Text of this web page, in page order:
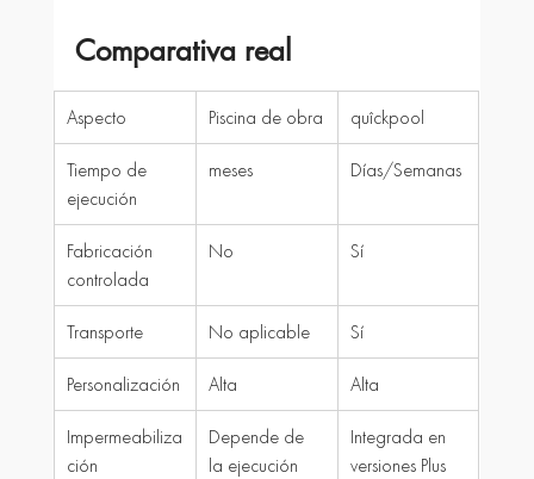
Comparativa real
Aspecto Piscina de obra quîckpool
Tiempo de
ejecución
meses Días/Semanas
Fabricación
controlada
No Sí
Transporte No aplicable Sí
Personalización Alta Alta
Impermeabiliza
ción
Depende de
la ejecución
Integrada en
versiones Plus